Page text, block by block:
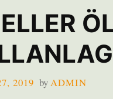
2019 byADMIN